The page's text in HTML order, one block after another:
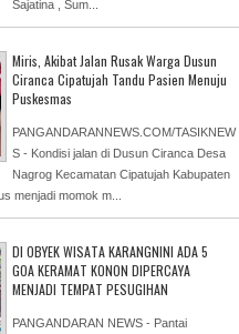
Sajatina , Sum...
Miris, Akibat Jalan Rusak Warga Dusun
Ciranca Cipatujah Tandu Pasien Menuju
Puskesmas
PANGANDARANNEWS.COM/TASIKNEW
S - Kondisi jalan di Dusun Ciranca Desa
Nagrog Kecamatan Cipatujah Kabupaten
menjadi momok m...
DI OBYEK WISATA KARANGNINI ADA 5
GOA KERAMAT KONON DIPERCAYA
MENJADI TEMPAT PESUGIHAN
PANGANDARAN NEWS - Pantai